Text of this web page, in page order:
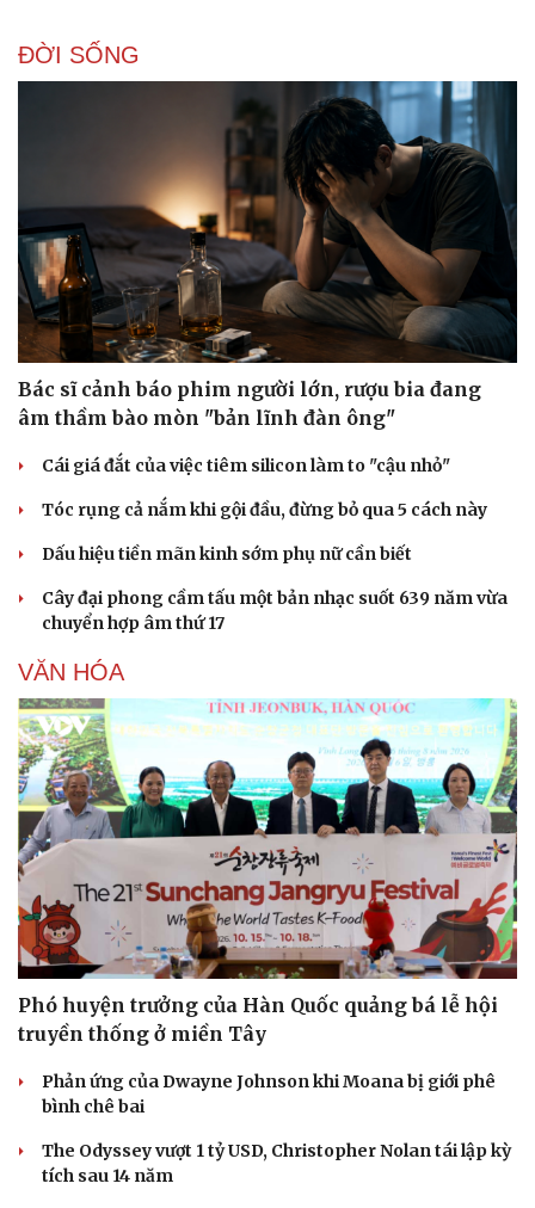
Vì cộng đồng
Công nghệ
Sành điệu
Tin Công nghệ
Trải nghiệm
Chuyển đổi số
ĐỜI SỐNG
Bác sĩ cảnh báo phim người lớn, rượu bia đang
âm thầm bào mòn "bản lĩnh đàn ông"
Cái giá đắt của việc tiêm silicon làm to "cậu nhỏ"
Tóc rụng cả nắm khi gội đầu, đừng bỏ qua 5 cách này
Dấu hiệu tiền mãn kinh sớm phụ nữ cần biết
Cây đại phong cầm tấu một bản nhạc suốt 639 năm vừa
chuyển hợp âm thứ 17
VĂN HÓA
Phó huyện trưởng của Hàn Quốc quảng bá lễ hội
truyền thống ở miền Tây
Phản ứng của Dwayne Johnson khi Moana bị giới phê
bình chê bai
The Odyssey vượt 1 tỷ USD, Christopher Nolan tái lập kỳ
tích sau 14 năm